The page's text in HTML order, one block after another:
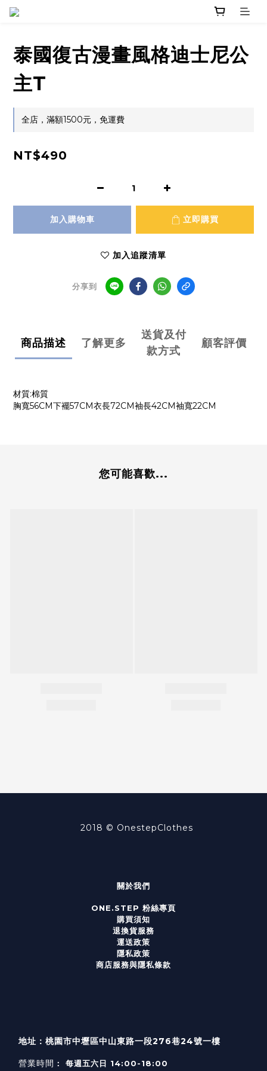
泰國復古漫畫風格迪士尼公
主T
全店，滿額1500元，免運費
NT$490
加入購物車 立即購買
加入追蹤清單
分享到
商品描述 了解更多
送貨及付
款方式
顧客評價
材質:棉質
胸寬56CM下襬57CM衣長72CM袖長42CM袖寬22CM
您可能喜歡...
2018 © OnestepClothes
關於我們
ONE.STEP 粉絲專頁
購買須知
退換貨服務
運送政策
隱私政策
商店服務與隱私條款
地址：桃園市中壢區中山東路一段276巷24號一樓
營業時間 ： 每週五六日 14:00-18:00